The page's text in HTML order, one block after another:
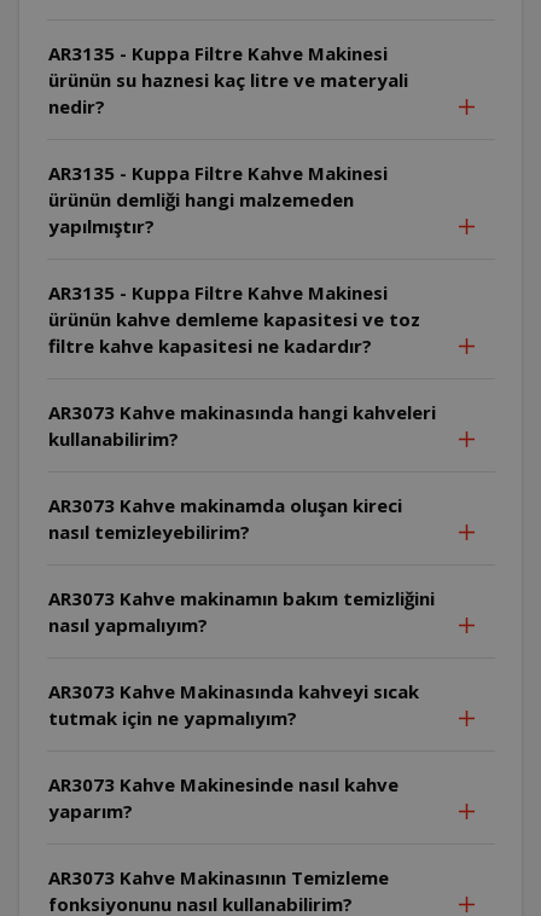
AR3135 - Kuppa Filtre Kahve Makinesi
ürünün su haznesi kaç litre ve materyali
nedir?
AR3135 - Kuppa Filtre Kahve Makinesi
ürünün demliği hangi malzemeden
yapılmıştır?
AR3135 - Kuppa Filtre Kahve Makinesi
ürünün kahve demleme kapasitesi ve toz
filtre kahve kapasitesi ne kadardır?
AR3073 Kahve makinasında hangi kahveleri
kullanabilirim?
AR3073 Kahve makinamda oluşan kireci
nasıl temizleyebilirim?
AR3073 Kahve makinamın bakım temizliğini
nasıl yapmalıyım?
AR3073 Kahve Makinasında kahveyi sıcak
tutmak için ne yapmalıyım?
AR3073 Kahve Makinesinde nasıl kahve
yaparım?
AR3073 Kahve Makinasının Temizleme
fonksiyonunu nasıl kullanabilirim?